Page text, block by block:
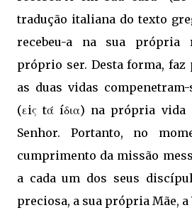
tradução italiana do texto
recebeu-a na sua própria
próprio ser. Desta forma, faz
as duas vidas
(εiς tά íδια) na própria vida
Senhor. Portanto, no
cumprimento da missão
a cada um dos seus
preciosa, a sua própria Mãe,